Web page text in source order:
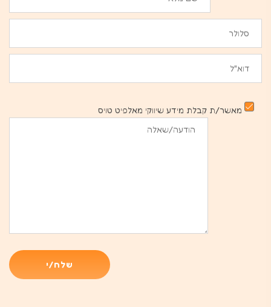
מאשר/ת קבלת מידע שיווקי מאלפיט טויס